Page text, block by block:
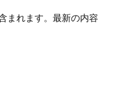
まれます。最新の内容